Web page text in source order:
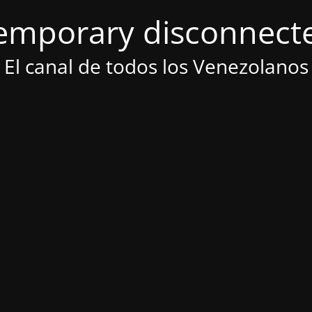
El canal de todos los Venezolanos